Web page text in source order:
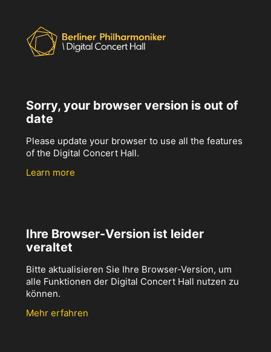
Sorry, your browser version is out of
date
Please update your browser to use all the features
of the Digital Concert Hall.
Learn more
Ihre Browser-Version ist leider
veraltet
Bitte aktualisieren Sie Ihre Browser-Version, um
alle Funktionen der Digital Concert Hall nutzen zu
können.
Mehr erfahren